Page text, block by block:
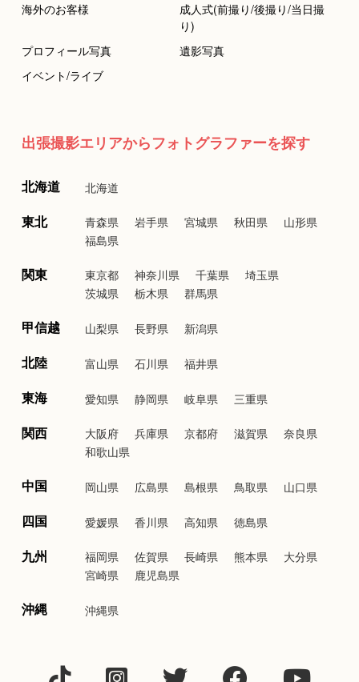
海外のお客様
成人式(前撮り/後撮り/当日撮
り)
プロフィール写真
遺影写真
イベント/ライブ
出張撮影エリアからフォトグラファーを探す
北海道 北海道
東北 青森県 岩手県 宮城県 秋田県
山形県
福島県
関東 東京都 神奈川県 千葉県
埼玉県
茨城県
栃木県 群馬県
甲信越 山梨県 長野県 新潟県
北陸 富山県 石川県 福井県
東海 愛知県 静岡県 岐阜県 三重県
関西 大阪府 兵庫県 京都府 滋賀県
奈良県
和歌山県
中国 岡山県 広島県 島根県 鳥取県 山口県
四国 愛媛県 香川県 高知県 徳島県
九州 福岡県 佐賀県 長崎県 熊本県
大分県
宮崎県
鹿児島県
沖縄 沖縄県